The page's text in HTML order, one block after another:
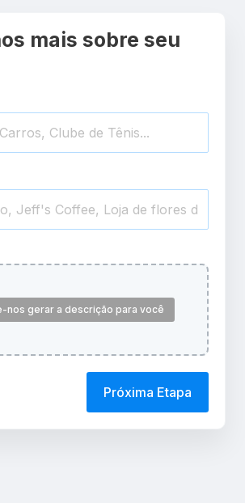
mais sobre seu
nos gerar a descrição para você
Próxima Etapa